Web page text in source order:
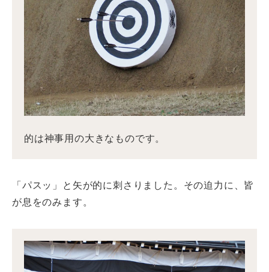
的は神事用の大きなものです。
「パスッ」と矢が的に刺さりました。その迫力に、皆
が息をのみます。